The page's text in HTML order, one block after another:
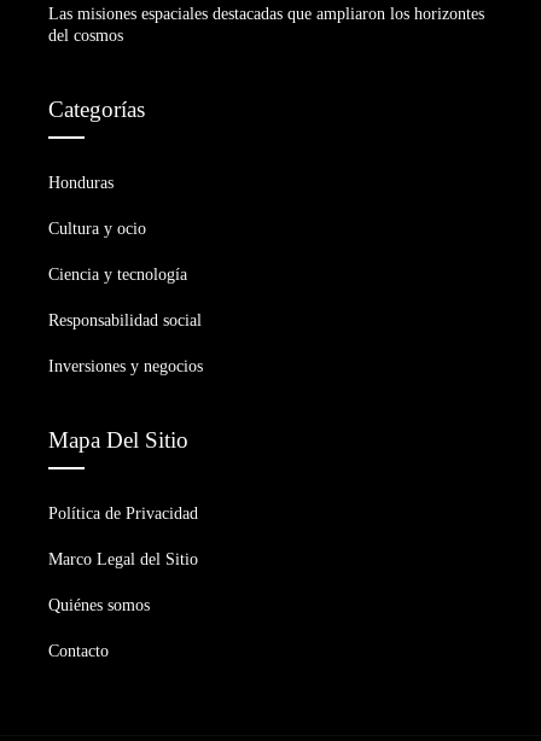
Las misiones espaciales destacadas que ampliaron los horizontes
del cosmos
Categorías
Honduras
Cultura y ocio
Ciencia y tecnología
Responsabilidad social
Inversiones y negocios
Mapa Del Sitio
Política de Privacidad
Marco Legal del Sitio
Quiénes somos
Contacto